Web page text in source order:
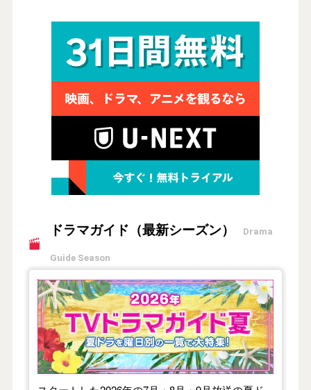
ドラマガイド（最新シーズン） Drama
Guide Season
【2026年夏】TVドラマガイド